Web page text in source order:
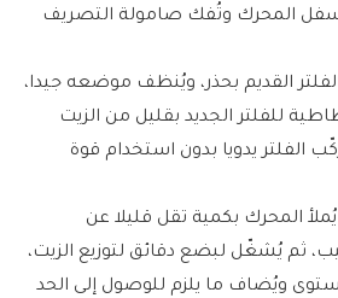
أسفل المحرك وتُفك صامولة التصريف
الفلتر القديم بحذر، ويُنظف موضعه جيدا،
للفلتر الجديد بقليل من الزيت
الفلتر يدويا بدون استخدام قوة
يُملأ المحرك بكمية تقل قليلا عن
ثم يُشغّل لبضع دقائق لتوزيع الزيت،
ويُضاف ما يلزم للوصول إلى الحد